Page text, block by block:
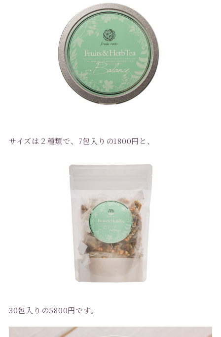
サイズは２種類で、7包入りの1800円と、
30包入りの5800円です。